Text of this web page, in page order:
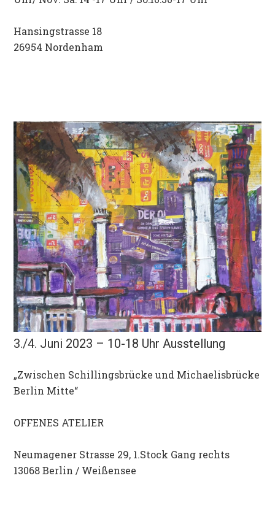
Hansingstrasse 18
26954 Nordenham
3./4. Juni 2023 – 10-18 Uhr Ausstellung
„Zwischen Schillingsbrücke und Michaelisbrücke
Berlin Mitte“
OFFENES ATELIER
Neumagener Strasse 29, 1.Stock Gang rechts
13068 Berlin / Weißensee